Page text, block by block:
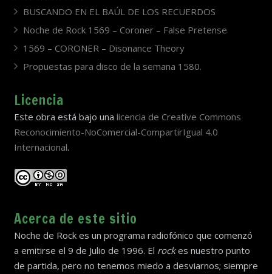
BUSCANDO EN EL BAÚL DE LOS RECUERDOS
Noche de Rock 1569 – Coroner – False Pretense
1569 – CORONER – Disonance Theory
Propuestas para disco de la semana 1580.
Licencia
Este obra está bajo una licencia de Creative Commons
Reconocimiento-NoComercial-CompartirIgual 4.0
Internacional.
Acerca de este sitio
Noche de Rock es un programa radiofónico que comenzó
a emitirse el 9 de Julio de 1996. El rockes nuestro punto
de partida, pero no tenemos miedo a desviarnos; siempre